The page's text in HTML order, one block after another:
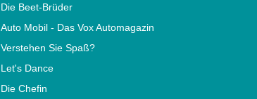
Die Beet-Brüder
Auto Mobil - Das Vox Automagazin
Verstehen Sie Spaß?
Let's Dance
Die Chefin